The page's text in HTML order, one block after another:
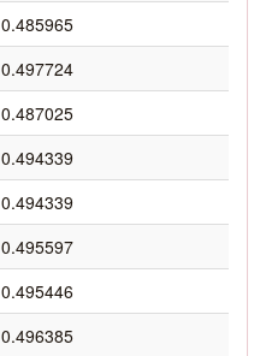
0.485965
0.497724
0.487025
0.494339
0.494339
0.495597
0.495446
0.496385